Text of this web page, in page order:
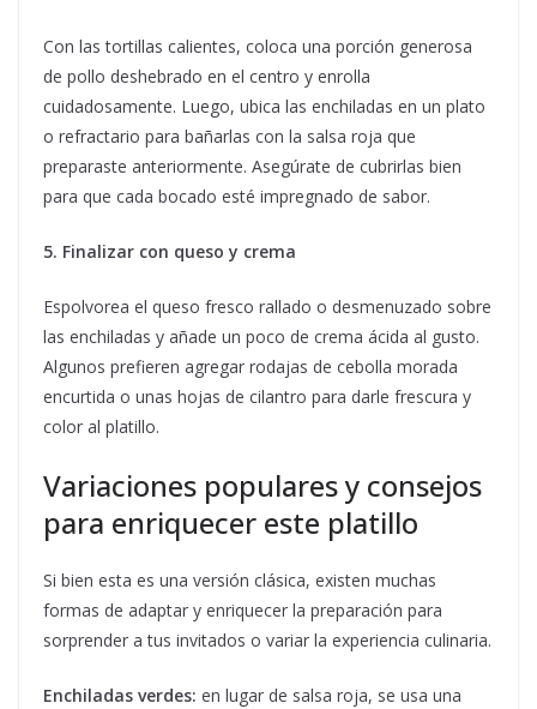
Con las tortillas calientes, coloca una porción generosa
de pollo deshebrado en el centro y enrolla
cuidadosamente. Luego, ubica las enchiladas en un plato
o refractario para bañarlas con la salsa roja que
preparaste anteriormente. Asegúrate de cubrirlas bien
para que cada bocado esté impregnado de sabor.
5. Finalizar con queso y crema
Espolvorea el queso fresco rallado o desmenuzado sobre
las enchiladas y añade un poco de crema ácida al gusto.
Algunos prefieren agregar rodajas de cebolla morada
encurtida o unas hojas de cilantro para darle frescura y
color al platillo.
Variaciones populares y consejos
para enriquecer este platillo
Si bien esta es una versión clásica, existen muchas
formas de adaptar y enriquecer la preparación para
sorprender a tus invitados o variar la experiencia culinaria.
Enchiladas verdes: en lugar de salsa roja, se usa una